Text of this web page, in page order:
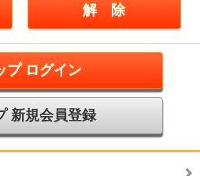
プ ログイン
新規会員登録